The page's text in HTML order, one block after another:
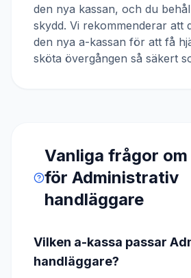
den nya kassan, och du
skydd. Vi rekommenderar att
den nya a-kassan för att få
sköta övergången så säkert
Vanliga frågor
förAdministrativ
handläggare
Vilken a-kassa passar
handläggare?